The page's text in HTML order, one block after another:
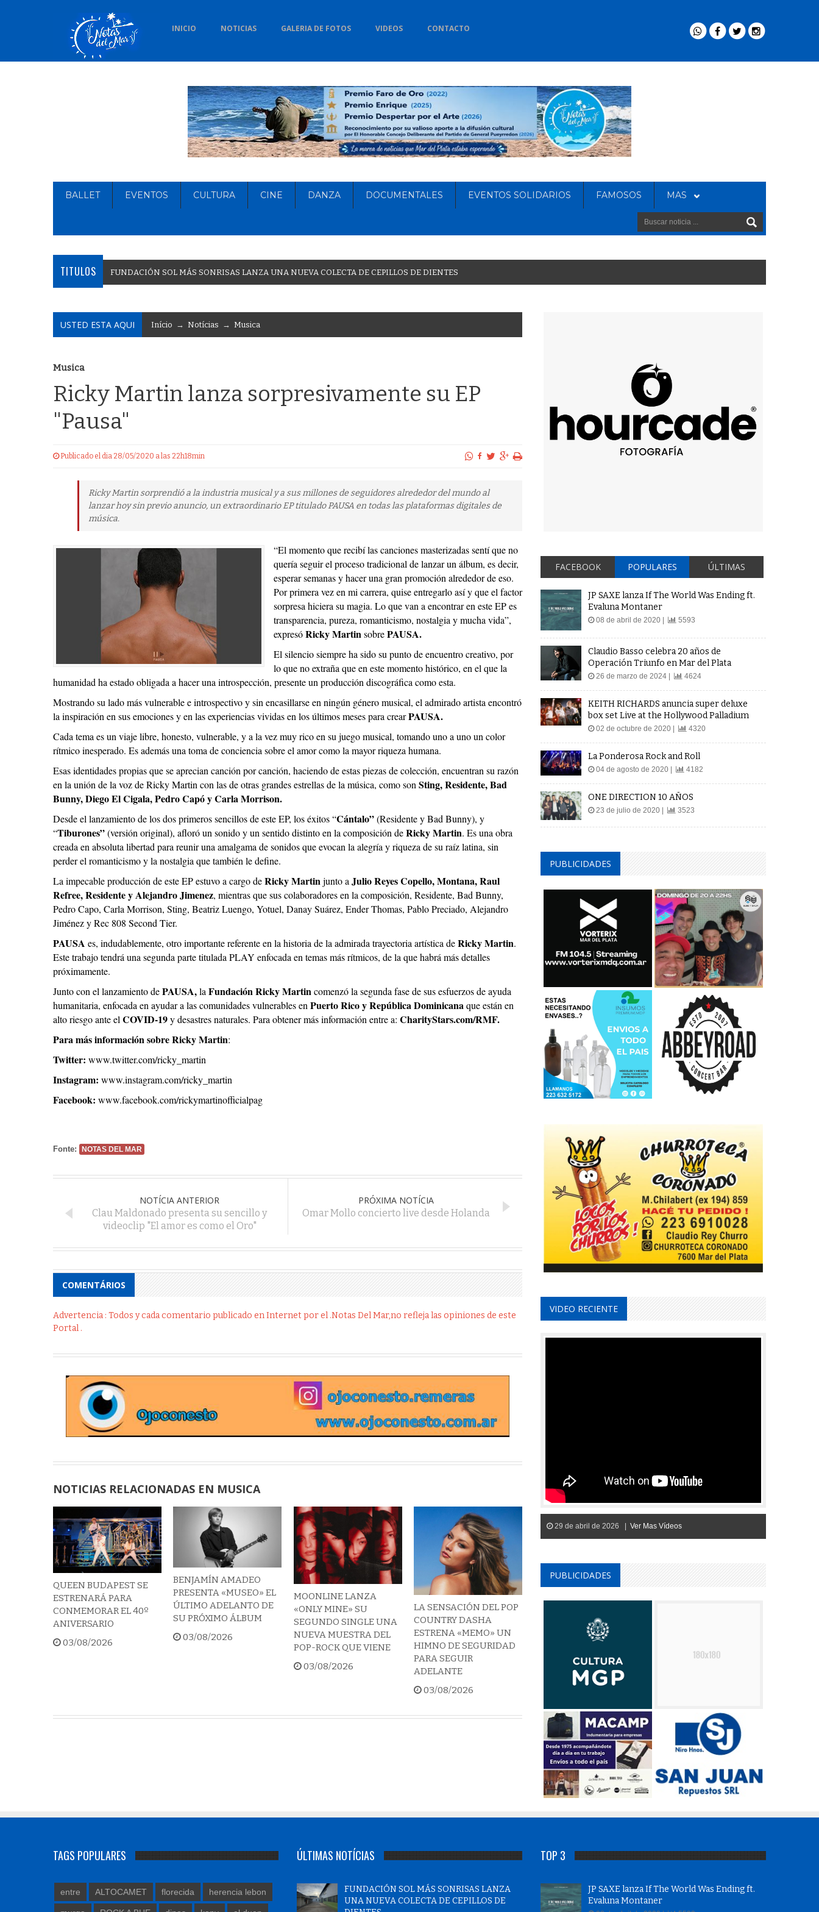
INICIO NOTICIAS GALERIA DE FOTOS VIDEOS CONTACTO
BALLET EVENTOS CULTURA CINE DANZA DOCUMENTALES EVENTOS SOLIDARIOS FAMOSOS MAS
TITULOS FUNDACIÓN SOL MÁS SONRISAS LANZA UNA NUEVA COLECTA DE CEPILLOS DE DIENTES
USTED ESTA AQUI Início → Notícias → Musica
Musica
Ricky Martin lanza sorpresivamente su EP
"Pausa"
Publicado el dia 28/05/2020 a las 22h18min
Ricky Martin sorprendió a la industria musical y a sus millones de seguidores alrededor del mundo al
lanzar hoy sin previo anuncio, un extraordinario EP titulado PAUSA en todas las plataformas digitales de
música.
“El momento que recibí las canciones masterizadas sentí que no
quería seguir el proceso tradicional de lanzar un álbum, es decir,
esperar semanas y hacer una gran promoción alrededor de eso.
Por primera vez en mi carrera, quise entregarlo así y que el factor
sorpresa hiciera su magia. Lo que van a encontrar en este EP es
transparencia, pureza, romanticismo, nostalgia y mucha vida”,
expresóRicky MartinsobrePAUSA.
El silencio siempre ha sido su punto de encuentro creativo, por
lo que no extraña que en este momento histórico, en el que la
humanidad ha estado obligada a hacer una introspección, presente un producción discográfica como esta.
Mostrando su lado más vulnerable e introspectivo y sin encasillarse en ningún género musical, el admirado artista encontró
la inspiración en sus emociones y en las experiencias vividas en los últimos meses para crearPAUSA.
Cada tema es un viaje libre, honesto, vulnerable, y a la vez muy rico en su juego musical, tomando uno a uno un color
rítmico inesperado. Es además una toma de conciencia sobre el amor como la mayor riqueza humana.
Esas identidades propias que se aprecian canción por canción, haciendo de estas piezas de colección, encuentran su razón
en la unión de la voz de Ricky Martin con las de otras grandes estrellas de la música, como sonSting, Residente, Bad
Bunny, Diego El Cigala, Pedro Capó y Carla Morrison.
Desde el lanzamiento de los dos primeros sencillos de este EP, los éxitos “Cántalo”(Residente y Bad Bunny), y
“Tiburones”(versión original), afloró un sonido y un sentido distinto en la composición deRicky Martin. Es una obra
creada en absoluta libertad para reunir una amalgama de sonidos que evocan la alegría y riqueza de su raíz latina, sin
perder el romanticismo y la nostalgia que también le define.
La impecable producción de este EP estuvo a cargo deRicky Martinjunto aJulio Reyes Copello,Montana, Raul
Refree, Residente y Alejandro Jimenez, mientras que sus colaboradores en la composición, Residente, Bad Bunny,
Pedro Capo, Carla Morrison, Sting, Beatriz Luengo, Yotuel, Danay Suárez, Ender Thomas, Pablo Preciado, Alejandro
Jiménez y Rec 808 Second Tier.
PAUSA es, indudablemente, otro importante referente en la historia de la admirada trayectoria artística deRicky Martin.
Este trabajo tendrá una segunda parte titulada PLAY enfocada en temas más rítmicos, de la que habrá más detalles
próximamente.
Junto con el lanzamiento dePAUSA,laFundación Ricky Martincomenzó la segunda fase de sus esfuerzos de ayuda
humanitaria, enfocada en ayudar a las comunidades vulnerables enPuerto Rico y República Dominicanaque están en
alto riesgo ante elCOVID-19y desastres naturales. Para obtener más información entre a: CharityStars.com/RMF.
Para más información sobre Ricky Martin:
Twitter: www.twitter.com/ricky_martin
Instagram: www.instagram.com/ricky_martin
Facebook: www.facebook.com/rickymartinofficialpag
Fonte: NOTAS DEL MAR
NOTÍCIA ANTERIOR
Clau Maldonado presenta su sencillo y
videoclip "El amor es como el Oro"
PRÓXIMA NOTÍCIA
Omar Mollo concierto live desde Holanda
COMENTÁRIOS
Advertencia : Todos y cada comentario publicado en Internet por el .Notas Del Mar,no refleja las opiniones de este
Portal .
NOTICIAS RELACIONADAS EN MUSICA
QUEEN BUDAPEST SE
ESTRENARÁ PARA
CONMEMORAR EL 40º
ANIVERSARIO
03/08/2026
BENJAMÍN AMADEO
PRESENTA «MUSEO» EL
ÚLTIMO ADELANTO DE
SU PRÓXIMO ÁLBUM
03/08/2026
MOONLINE LANZA
«ONLY MINE» SU
SEGUNDO SINGLE UNA
NUEVA MUESTRA DEL
POP-ROCK QUE VIENE
03/08/2026
LA SENSACIÓN DEL POP
COUNTRY DASHA
ESTRENA «MEMO» UN
HIMNO DE SEGURIDAD
PARA SEGUIR
ADELANTE
03/08/2026
FACEBOOK POPULARES ÚLTIMAS
JP SAXE lanza If The World Was Ending ft.
Evaluna Montaner
08 de abril de 2020 | 5593
Claudio Basso celebra 20 años de
Operación Triunfo en Mar del Plata
26 de marzo de 2024 | 4624
KEITH RICHARDS anuncia super deluxe
box set Live at the Hollywood Palladium
02 de octubre de 2020 | 4320
La Ponderosa Rock and Roll
04 de agosto de 2020 | 4182
ONE DIRECTION 10 AÑOS
23 de julio de 2020 | 3523
PUBLICIDADES
VIDEO RECIENTE
29 de abril de 2026 | Ver Mas Vídeos
PUBLICIDADES
TAGS POPULARES
entre ALTOCAMET florecida herencia lebon
ÚLTIMAS NOTÍCIAS
FUNDACIÓN SOL MÁS SONRISAS LANZA
UNA NUEVA COLECTA DE CEPILLOS DE
TOP 3
JP SAXE lanza If The World Was Ending ft.
Evaluna Montaner